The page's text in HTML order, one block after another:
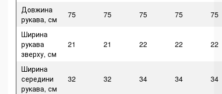
Довжина
рукава, см
75 75 75 75
75
Ширина
рукава
зверху, см
21 21 22 22 22
Ширина
середини
рукава, см
32 32 34 34 34